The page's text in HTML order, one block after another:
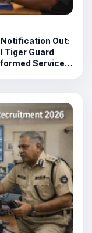
Notification Out:
Tiger Guard
Services